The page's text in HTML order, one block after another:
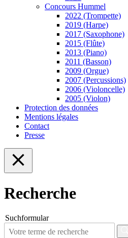
Concours Hummel
2022 (Trompette)
2019 (Harpe)
2017 (Saxophone)
2015 (Flûte)
2013 (Piano)
2011 (Basson)
2009 (Orgue)
2007 (Percussions)
2006 (Violoncelle)
2005 (Violon)
Protection des données
Mentions légales
Contact
Presse
Recherche
Suchformular